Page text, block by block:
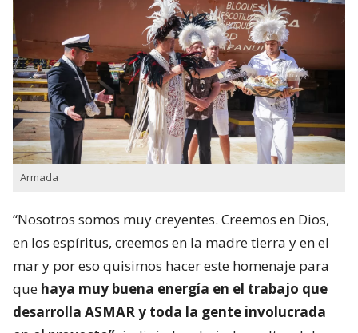
Armada
“Nosotros somos muy creyentes. Creemos en Dios,
en los espíritus, creemos en la madre tierra y en el
mar y por eso quisimos hacer este homenaje para
que haya muy buena energía en el trabajo que
desarrolla ASMAR y toda la gente involucrada